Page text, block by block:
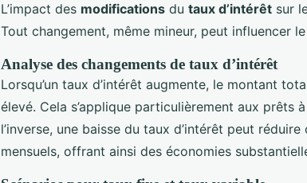
L’impact des modifications du taux d’intérêt sur
Tout changement, même mineur, peut influencer
Analyse des changements de taux d’intérêt
Lorsqu’un taux d’intérêt augmente, le montant
élevé. Cela s’applique particulièrement aux prêts
l’inverse, une baisse du taux d’intérêt peut
mensuels, offrant ainsi des économies